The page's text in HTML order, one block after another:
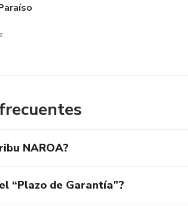
NAROA?
“Plazo de Garantía”?